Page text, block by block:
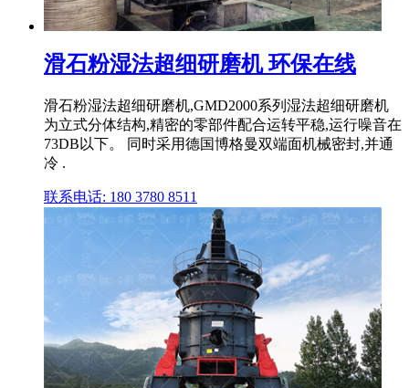
滑石粉湿法超细研磨机 环保在线
滑石粉湿法超细研磨机,GMD2000系列湿法超细研磨机
为立式分体结构,精密的零部件配合运转平稳,运行噪音在
73DB以下。 同时采用德国博格曼双端面机械密封,并通
冷 .
联系电话: 180 3780 8511